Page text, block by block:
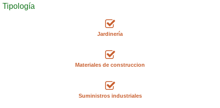
Tipología
Jardinería
Materiales de construccion
Suministros industriales